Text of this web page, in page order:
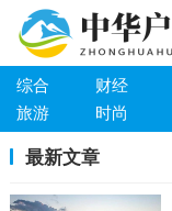
综合 财经
旅游
时尚
最新文章